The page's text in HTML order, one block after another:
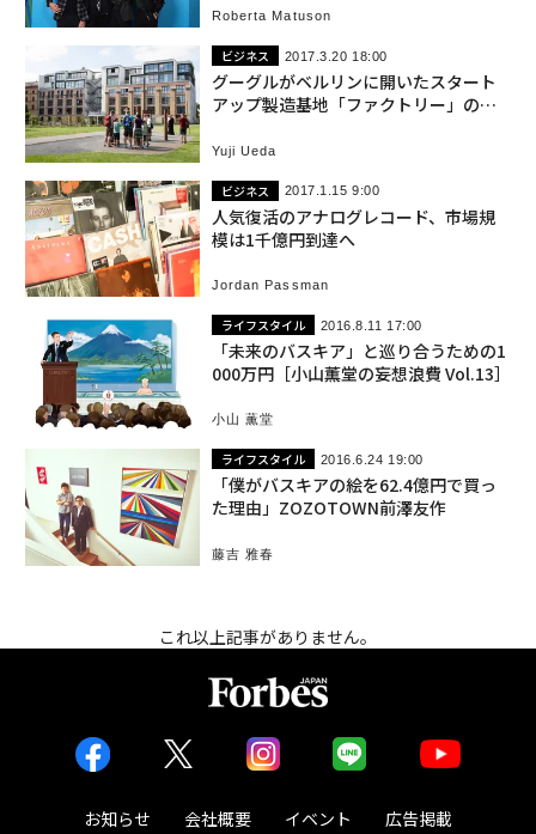
Roberta Matuson
ビジネス 2017.3.20 18:00
グーグルがベルリンに開いたスタート
アップ製造基地「ファクトリー」の全
Yuji Ueda
ビジネス 2017.1.15 9:00
人気復活のアナログレコード、市場規
模は1千億円到達へ
Jordan Passman
ライフスタイル 2016.8.11 17:00
「未来のバスキア」と巡り合うための1
000万円［小山薫堂の妄想浪費 Vol.13］
小山 薫堂
ライフスタイル 2016.6.24 19:00
「僕がバスキアの絵を62.4億円で買っ
た理由」ZOZOTOWN前澤友作
藤吉 雅春
これ以上記事がありません。
お知らせ 会社概要 イベント 広告掲載